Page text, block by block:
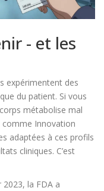
- et les
expérimentent des
du patient. Si vous
métabolise mal
Innovation
adaptées à ces profils
cliniques. C’est
2023, la FDA a